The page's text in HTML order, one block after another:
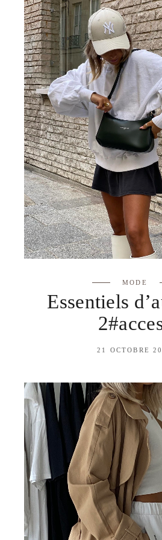
MODE
Essentiels
21 OCTOBRE